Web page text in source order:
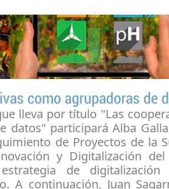
como agrupadoras de
lleva por título "Las
datos" participará Alba
de Proyectos de la
y Digitalización
de
A continuación, Juan